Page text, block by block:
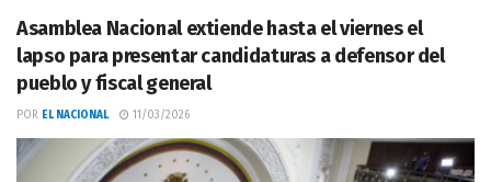
Asamblea Nacional extiende hasta el viernes el
lapso para presentar candidaturas a defensor del
pueblo y fiscal general
POR EL NACIONAL 11/03/2026